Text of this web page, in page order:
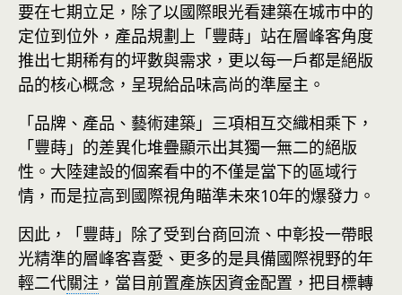
要在七期立足，除了以國際眼光看建築在城市中的
定位到位外，產品規劃上「豐蒔」站在層峰客角度
推出七期稀有的坪數與需求，更以每一戶都是絕版
品的核心概念，呈現給品味高尚的準屋主。
「品牌、產品、藝術建築」三項相互交織相乘下，
「豐蒔」的差異化堆疊顯示出其獨一無二的絕版
性。大陸建設的個案看中的不僅是當下的區域行
情，而是拉高到國際視角瞄準未來10年的爆發力。
因此，「豐蒔」除了受到台商回流、中彰投一帶眼
光精準的層峰客喜愛、更多的是具備國際視野的年
輕二代關注 ，當目前置產族因資金配置，把目標轉